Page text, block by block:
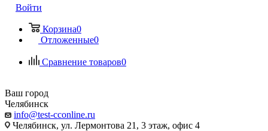
Войти
Корзина0
Отложенные0
Сравнение товаров0
Ваш город
Челябинск
info@test-cconline.ru
Челябинск, ул. Лермонтова 21, 3 этаж, офис 4